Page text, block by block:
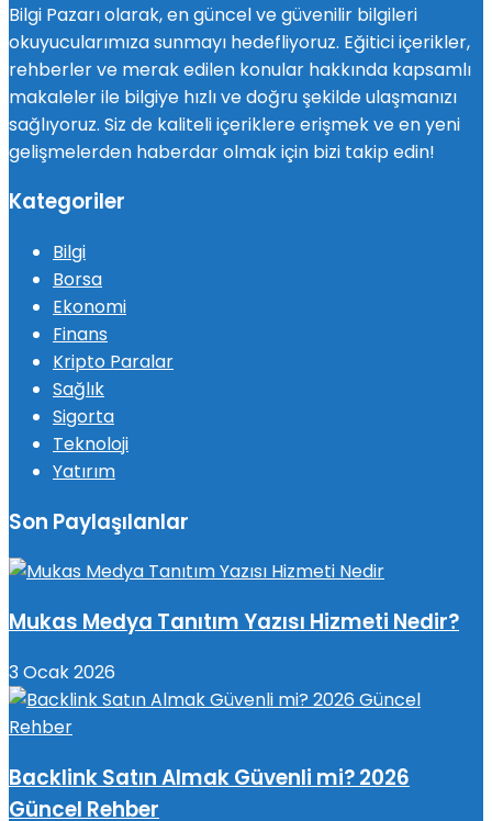
Bilgi Pazarı olarak, en güncel ve güvenilir bilgileri
okuyucularımıza sunmayı hedefliyoruz. Eğitici içerikler,
rehberler ve merak edilen konular hakkında kapsamlı
makaleler ile bilgiye hızlı ve doğru şekilde ulaşmanızı
sağlıyoruz. Siz de kaliteli içeriklere erişmek ve en yeni
gelişmelerden haberdar olmak için bizi takip edin!
Kategoriler
Bilgi
Borsa
Ekonomi
Finans
Kripto Paralar
Sağlık
Sigorta
Teknoloji
Yatırım
Son Paylaşılanlar
Mukas Medya Tanıtım Yazısı Hizmeti Nedir?
3 Ocak 2026
Backlink Satın Almak Güvenli mi? 2026
Güncel Rehber